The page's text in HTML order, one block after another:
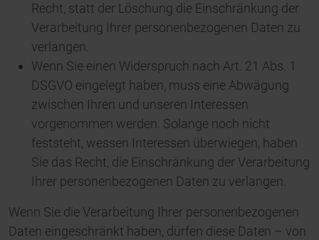
Recht, statt der Löschung die Einschränkung der
Verarbeitung Ihrer personenbezogenen Daten zu
verlangen.
Wenn Sie einen Widerspruch nach Art. 21 Abs. 1
DSGVO eingelegt haben, muss eine Abwägung
zwischen Ihren und unseren Interessen
vorgenommen werden. Solange noch nicht
feststeht, wessen Interessen überwiegen, haben
Sie das Recht, die Einschränkung der Verarbeitung
Ihrer personenbezogenen Daten zu verlangen.
Wenn Sie die Verarbeitung Ihrer personenbezogenen
Daten eingeschränkt haben, dürfen diese Daten – von